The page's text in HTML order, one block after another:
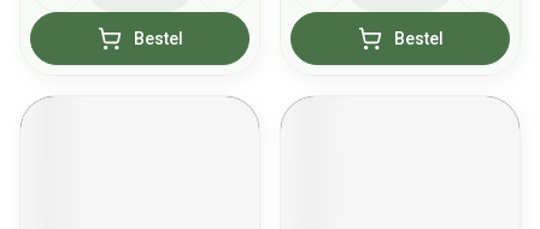
Bestel Bestel